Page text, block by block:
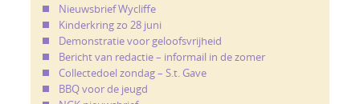
Nieuwsbrief Wycliffe
Kinderkring zo 28 juni
Demonstratie voor geloofsvrijheid
Bericht van redactie – informail in de zomer
Collectedoel zondag – S.t. Gave
BBQ voor de jeugd